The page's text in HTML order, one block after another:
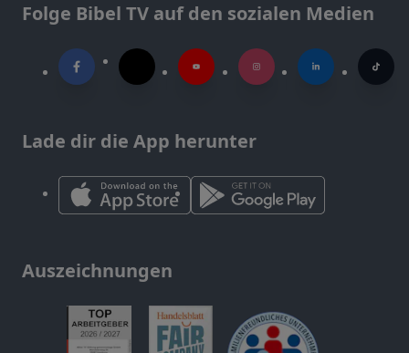
Folge Bibel TV auf den sozialen Medien
Lade dir die App herunter
Auszeichnungen